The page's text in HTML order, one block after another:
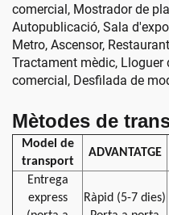
comercial, Mostrador de
Autopublicació, Sala
Metro, Ascensor,
Tractament mèdic, Lloguer
comercial, Desfilada de
Mètodes de
Model de
transport
ADVANTATGE
Entrega
express
Ràpid (5-7 dies)